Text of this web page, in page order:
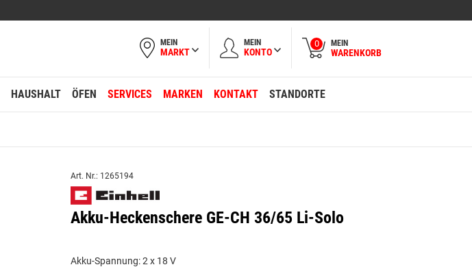
MEIN
MARKT
MEIN
KONTO
0 MEIN
WARENKORB
HAUSHALT ÖFEN SERVICES MARKEN KONTAKT STANDORTE
Art. Nr.: 1265194
Akku-Heckenschere GE-CH 36/65 Li-Solo
Akku-Spannung: 2 x 18 V